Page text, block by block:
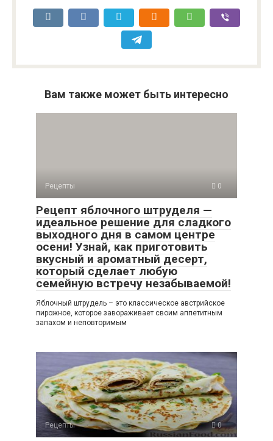
Вам также может быть интересно
Рецепты 0
Рецепт яблочного штруделя —
идеальное решение для сладкого
выходного дня в самом центре
осени! Узнай, как приготовить
вкусный и ароматный десерт,
который сделает любую
семейную встречу незабываемой!
Яблочный штрудель – это классическое австрийское
пирожное, которое завораживает своим аппетитным
запахом и неповторимым
Рецепты 0